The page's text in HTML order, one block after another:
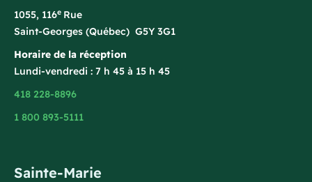
1055, 116e Rue
Saint-Georges (Québec) G5Y 3G1
Horaire de la réception
Lundi-vendredi : 7 h 45 à 15 h 45
418 228-8896
1 800 893-5111
Sainte-Marie